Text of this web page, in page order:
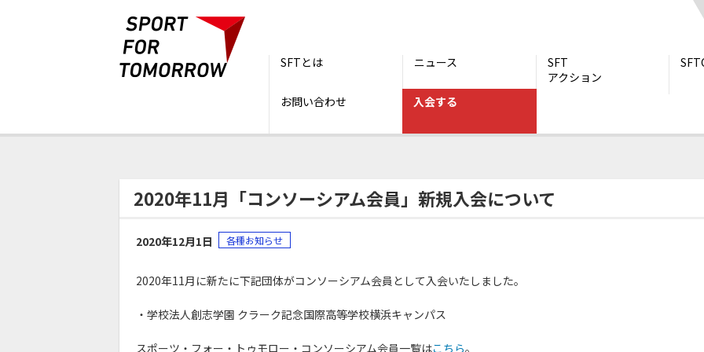
SFTとは ニュース
SFT
アクション
お問い合わせ 入会する
2020年11月「コンソーシアム会員」新規入会について
2020年12月1日 各種お知らせ
2020年11月に新たに下記団体がコンソーシアム会員として入会いたしました。
・学校法人創志学園 クラーク記念国際高等学校横浜キャンパス
スポーツ・フォー・トゥモロー・コンソーシアム会員一覧はこちら。